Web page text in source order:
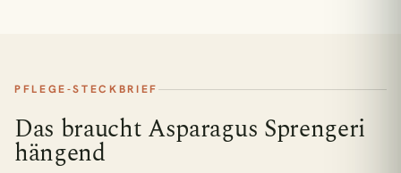
PFLEGE-STECKBRIEF
Das braucht Asparagus Sprengeri
hängend